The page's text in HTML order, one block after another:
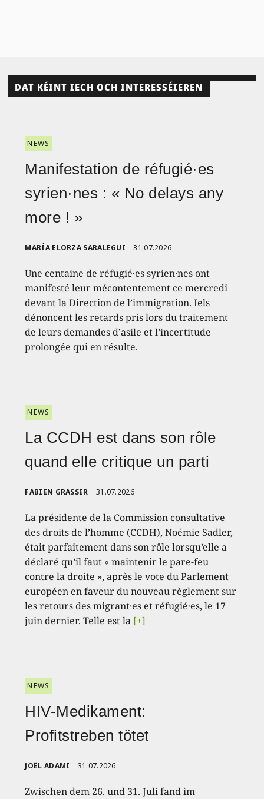
DAT KÉINT IECH OCH INTERESSÉIEREN
NEWS
Manifestation de réfugié·es
syrien·nes : « No delays any
more ! »
MARÍA ELORZA SARALEGUI 31.07.2026
Une centaine de réfugié·es syrien·nes ont
manifesté leur mécontentement ce mercredi
devant la Direction de l’immigration. Iels
dénoncent les retards pris lors du traitement
de leurs demandes d’asile et l’incertitude
prolongée qui en résulte.
NEWS
La CCDH est dans son rôle
quand elle critique un parti
FABIEN GRASSER 31.07.2026
La présidente de la Commission consultative
des droits de l’homme (CCDH), Noémie Sadler,
était parfaitement dans son rôle lorsqu’elle a
déclaré qu’il faut « maintenir le pare-feu
contre la droite », après le vote du Parlement
européen en faveur du nouveau règlement sur
les retours des migrant·es et réfugié·es, le 17
juin dernier. Telle est la [+]
NEWS
HIV-Medikament:
Profitstreben tötet
JOËL ADAMI 31.07.2026
Zwischen dem 26. und 31. Juli fand im